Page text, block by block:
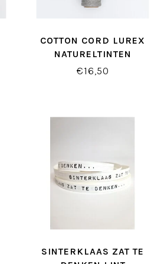
COTTON CORD LUREX
NATURELTINTEN
€16,50
SINTERKLAAS ZAT TE